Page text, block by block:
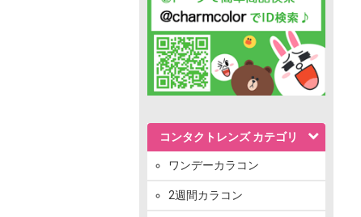
コンタクトレンズ カテゴリ
ワンデーカラコン
2週間カラコン